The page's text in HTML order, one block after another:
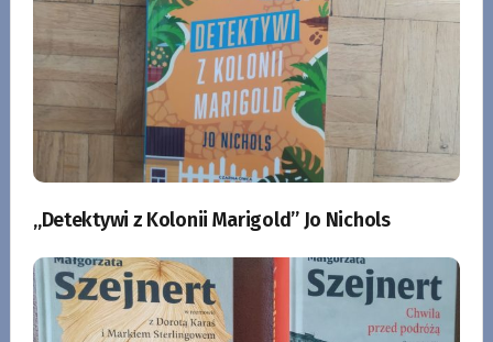
„Detektywi z Kolonii Marigold” Jo Nichols